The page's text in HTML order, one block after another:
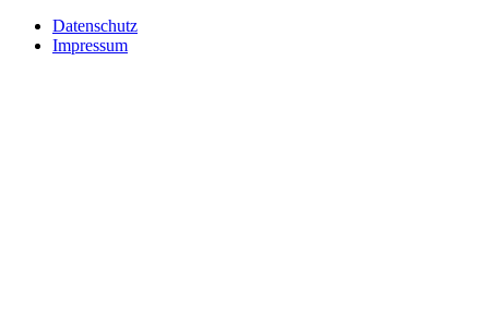
Datenschutz
Impressum